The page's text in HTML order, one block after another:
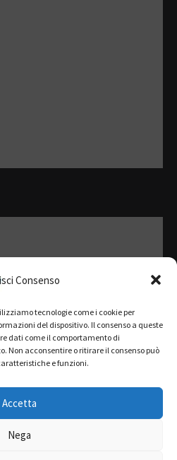
Consenso
tecnologie come i cookie per
del dispositivo. Il consenso a queste
dati come il comportamento di
Non acconsentire o ritirare il consenso può
e funzioni.
Accetta
Nega
i contenuti ed i diritti sono riservati, è